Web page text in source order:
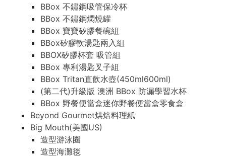
BBox 不鏽鋼吸管保冷杯
BBox 不鏽鋼燜燒罐
BBox 寶寶矽膠餐碗組
BBox矽膠軟湯匙兩入組
BBOX矽膠杯套 吸管組
BBox 專利湯匙叉子組
BBox Tritan直飲水壺(450ml600ml)
(第二代)升級版 澳洲 BBox 防漏學習水杯
BBox 野餐便當盒迷你野餐便當盒零食盒
Beyond Gourmet烘焙料理紙
Big Mouth(美國US)
造型游泳圈
造型海灘毯